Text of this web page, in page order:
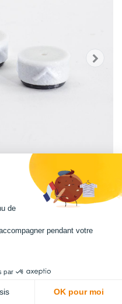
vos filaments, garantissent un
3D.
et permet un nettoyage du
de
pendant votre
par
OK pour moi